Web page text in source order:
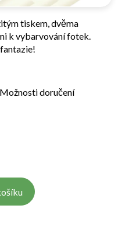
Možnosti doručení
tiskem, dvěma
k vybarvování fotek.